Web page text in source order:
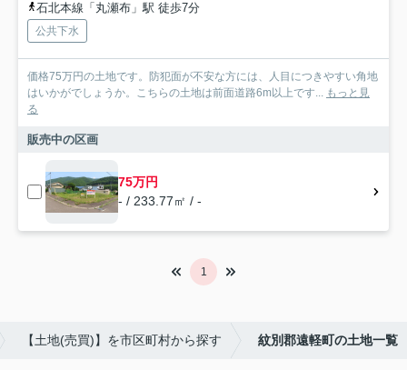
石北本線「丸瀬布」駅 徒歩7分
公共下水
価格75万円の土地です。防犯面が不安な方には、人目につきやすい角地
はいかがでしょうか。こちらの土地は前面道路6m以上です... もっと見
る
販売中の区画
75万円
- / 233.77㎡ / -
1
【土地(売買)】を市区町村から探す 紋別郡遠軽町の土地一覧